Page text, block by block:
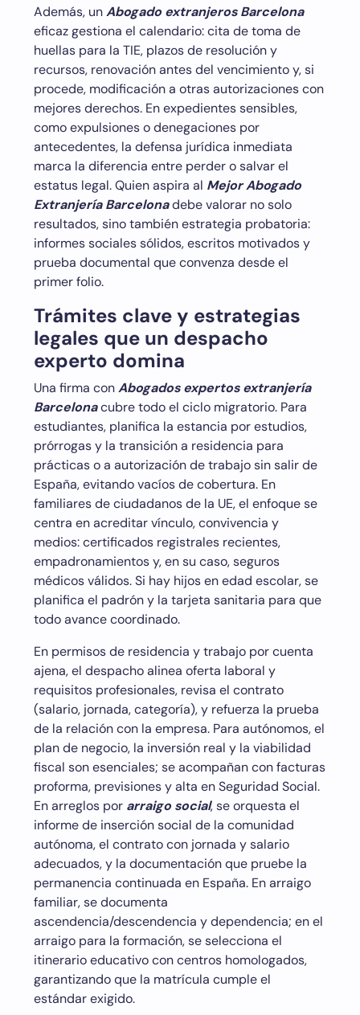
Además, unAbogado extranjeros Barcelona
eficaz gestiona el calendario: cita de toma de
huellas para la TIE, plazos de resolución y
recursos, renovación antes del vencimiento y, si
procede, modificación a otras autorizaciones con
mejores derechos. En expedientes sensibles,
como expulsiones o denegaciones por
antecedentes, la defensa jurídica inmediata
marca la diferencia entre perder o salvar el
estatus legal. Quien aspira al Mejor Abogado
Extranjería Barcelonadebe valorar no solo
resultados, sino también estrategia probatoria:
informes sociales sólidos, escritos motivados y
prueba documental que convenza desde el
primer folio.
Trámites clave y estrategias
legales que un despacho
experto domina
Una firma conAbogados expertos extranjería
Barcelonacubre todo el ciclo migratorio. Para
estudiantes, planifica la estancia por estudios,
prórrogas y la transición a residencia para
prácticas o a autorización de trabajo sin salir de
España, evitando vacíos de cobertura. En
familiares de ciudadanos de la UE, el enfoque se
centra en acreditar vínculo, convivencia y
medios: certificados registrales recientes,
empadronamientos y, en su caso, seguros
médicos válidos. Si hay hijos en edad escolar, se
planifica el padrón y la tarjeta sanitaria para que
todo avance coordinado.
En permisos de residencia y trabajo por cuenta
ajena, el despacho alinea oferta laboral y
requisitos profesionales, revisa el contrato
(salario, jornada, categoría), y refuerza la prueba
de la relación con la empresa. Para autónomos, el
plan de negocio, la inversión real y la viabilidad
fiscal son esenciales; se acompañan con facturas
proforma, previsiones y alta en Seguridad Social.
En arreglos por arraigo social, se orquesta el
informe de inserción social de la comunidad
autónoma, el contrato con jornada y salario
adecuados, y la documentación que pruebe la
permanencia continuada en España. En arraigo
familiar, se documenta
ascendencia/descendencia y dependencia; en el
arraigo para la formación, se selecciona el
itinerario educativo con centros homologados,
garantizando que la matrícula cumple el
estándar exigido.